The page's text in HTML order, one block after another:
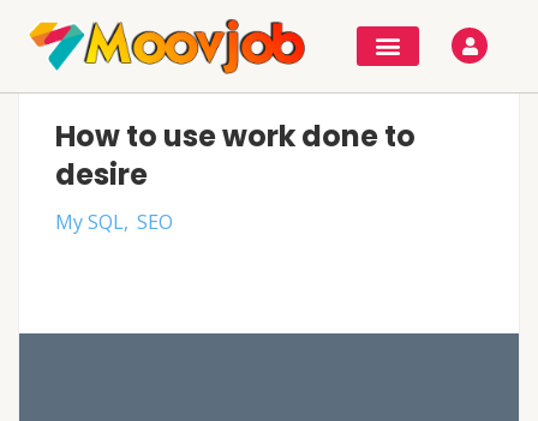
How to use work done to
desire
My SQL SEO